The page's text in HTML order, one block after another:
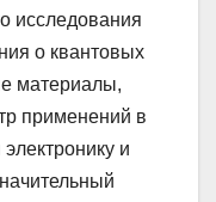
исследования
о квантовых
материалы,
применений в
и